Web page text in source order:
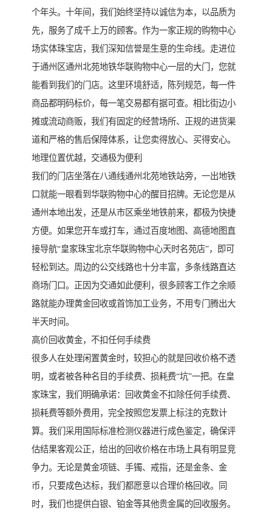
个年头。十年间，我们始终坚持以诚信为本，以品质为
先，服务了成千上万的顾客。作为一家正规的购物中心
场实体珠宝店，我们深知信誉是生意的生命线。走进位
于通州区通州北苑地铁华联购物中心一层的大门，您就
能看到我们的门店。这里环境舒适，陈列规范，每一件
商品都明码标价，每一笔交易都有据可查。相比街边小
摊或流动商贩，我们有固定的经营场所、正规的进货渠
道和严格的售后保障体系，让您卖得放心、买得安心。
地理位置优越，交通极为便利
我们的门店坐落在八通线通州北苑地铁站旁，一出地铁
口就能一眼看到华联购物中心的醒目招牌。无论您是从
通州本地出发，还是从市区乘坐地铁前来，都极为快捷
方便。如果您开车或打车，通过百度地图、高德地图直
接导航“皇家珠宝北京华联购物中心天时名苑店”，即可
轻松到达。周边的公交线路也十分丰富，多条线路直达
商场门口。正因为交通如此便利，很多顾客工作之余顺
路就能办理黄金回收或首饰加工业务，不用专门腾出大
半天时间。
高价回收黄金，不扣任何手续费
很多人在处理闲置黄金时，较担心的就是回收价格不透
明，或者被各种名目的手续费、损耗费“坑”一把。在皇
家珠宝，我们明确承诺：回收黄金不扣除任何手续费、
损耗费等额外费用，完全按照您发票上标注的克数计
算。我们采用国际标准检测仪器进行成色鉴定，确保评
估结果客观公正，给出的回收价格在市场上具有明显竞
争力。无论是黄金项链、手镯、戒指，还是金条、金
币，只要成色达标，我们都愿意以合理价格回收。同
时，我们也提供白银、铂金等其他贵金属的回收服务。